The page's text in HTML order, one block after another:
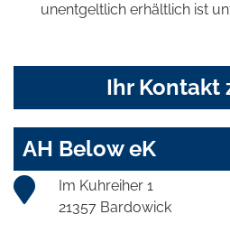
unentgeltlich erhältlich ist
Ihr Kontakt
AH Below eK
Im Kuhreiher 1
21357 Bardowick